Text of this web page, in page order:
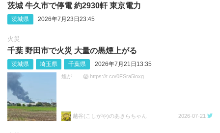
茨城 牛久市で停電 約2930軒 東京電力
茨城県 2026年7月23日23:45
火災
千葉 野田市で火災 大量の黒煙上がる
茨城県 埼玉県 千葉県 2026年7月21日13:35
煙が……😱 https://t.co/0FSra5loxg
越谷(こしがや)のあきらちゃん 2026-07-21